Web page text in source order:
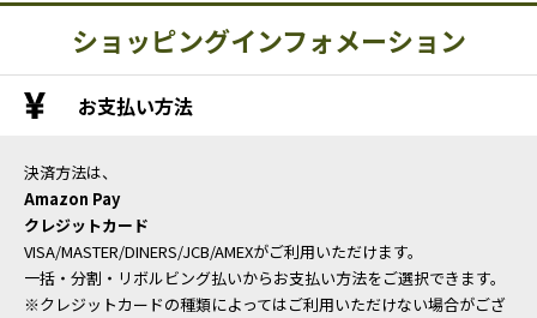
ショッピングインフォメーション
お支払い方法
決済方法は、
Amazon Pay
クレジットカード
VISA/MASTER/DINERS/JCB/AMEXがご利用いただけます。
一括・分割・リボルビング払いからお支払い方法をご選択できます。
※クレジットカードの種類によってはご利用いただけない場合がござ